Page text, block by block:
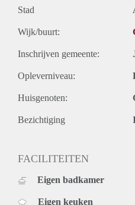
Stad
Wijk/buurt:
Inschrijven gemeente:
Opleverniveau:
Huisgenoten:
Bezichtiging
FACILITEITEN
Eigen badkamer
Eigen keuken